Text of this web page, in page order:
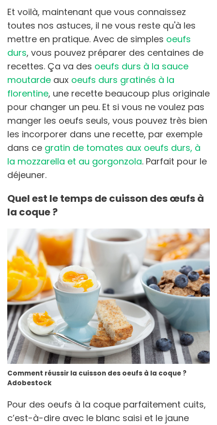
Et voilà, maintenant que vous connaissez
toutes nos astuces, il ne vous reste qu'à les
mettre en pratique. Avec de simples oeufs
durs, vous pouvez préparer des centaines de
recettes. Ça va des oeufs durs à la sauce
moutarde aux oeufs durs gratinés à la
florentine, une recette beaucoup plus originale
pour changer un peu. Et si vous ne voulez pas
manger les oeufs seuls, vous pouvez très bien
les incorporer dans une recette, par exemple
dans ce gratin de tomates aux oeufs durs, à
la mozzarella et au gorgonzola. Parfait pour le
déjeuner.
Quel est le temps de cuisson des œufs à
la coque ?
Comment réussir la cuisson des oeufs à la coque ?
Adobestock
Pour des oeufs à la coque parfaitement cuits,
c’est-à-dire avec le blanc saisi et le jaune